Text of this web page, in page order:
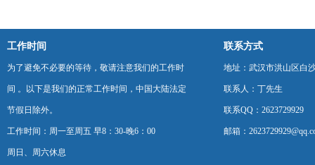
工作时间
为了避免不必要的等待，敬请注意我们的工作时
间 。以下是我们的正常工作时间，中国大陆法定
节假日除外。
工作时间：周一至周五 早8：30-晚6：00
周日、周六休息
联系方式
地址：武汉市洪山区白
联系人：丁先生
联系QQ：2623729929
邮箱：